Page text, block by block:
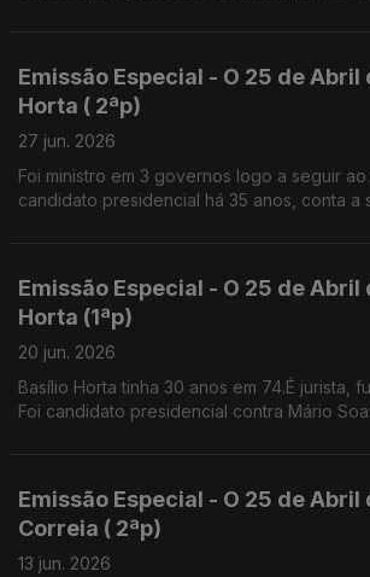
Emissão Especial - O 25 de Abril
Horta ( 2ªp)
27 jun. 2026
Foi ministro em 3 governos logo a seguir
candidato presidencial há 35 anos, conta a sua vontade. Se
Emissão Especial - O 25 de Abril
Horta (1ªp)
20 jun. 2026
Basílio Horta tinha 30 anos em 74.É jurista, fundador do CDS.
Foi candidato presidencial contra Mário
Emissão Especial - O 25 de Abril
Correia ( 2ªp)
13 jun. 2026